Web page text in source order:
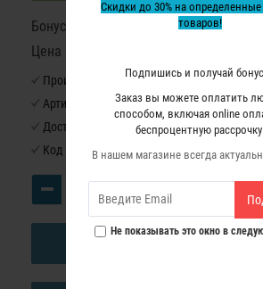
Скидки до 30% на определенные
товаров!
Подпишись и получай
Заказ вы можете оплатить
способом, включая online
беспроцентную
В нашем магазине всегда
Не показывать это окно в
Бонусные баллы: 68
Цена в бонусных баллах: 4530
Производитель: Virutex
Артикул: 9845270
Доступность: Нет в наличии
Код товара: 9845270